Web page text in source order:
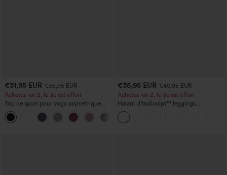
€31,95 EUR €35,95 EUR
Achetez-en 2, le 3e est offert
Top de sport pour yoga asymétrique
(une épaule) à manches longues avec
ouverture pour le pouce, ourlet arrondi
haut-bas, séchage rapide, soutien-gorge
€35,95 EUR €40,95 EUR
Achetez-en 2, le 3e est offert
Halara UltraSculpt™ leggings
d'entraînement taille haute — fronces
liftantes pour le fessier, maintien gainant
du ventre et poche